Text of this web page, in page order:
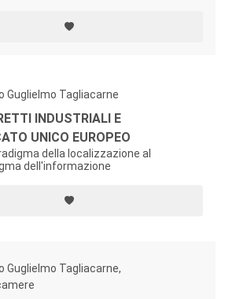
Guglielmo Tagliacarne
INDUSTRIALI E
UNICO EUROPEO
della localizzazione al
dell'informazione
Guglielmo Tagliacarne,